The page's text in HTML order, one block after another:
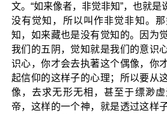
文。“如来像者，非觉非知”，也就是
没有觉知，所以叫作非觉非知。
知，如来藏也是没有觉知的。因为
我们的五阴，觉知就是我们的意识
识心，你才会去执著这个偶像，你
起信仰的这样子的心理；所以要从
像，去求无形无相，甚至于缥渺
帝，这样的一个神，就是透过这样